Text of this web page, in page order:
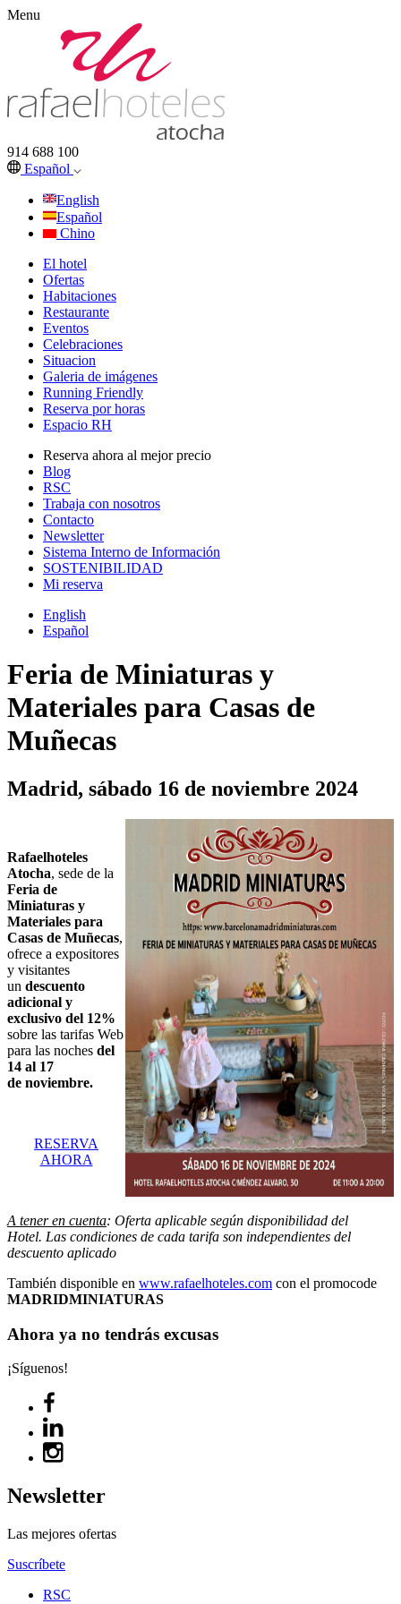
Menu
914 688 100
Español
English
Español
Chino
El hotel
Ofertas
Habitaciones
Restaurante
Eventos
Celebraciones
Situacion
Galeria de imágenes
Running Friendly
Reserva por horas
Espacio RH
Reserva ahora al mejor precio
Blog
RSC
Trabaja con nosotros
Contacto
Newsletter
Sistema Interno de Información
SOSTENIBILIDAD
Mi reserva
English
Español
Feria de Miniaturas y
Materiales para Casas de
Muñecas
Madrid, sábado 16 de noviembre 2024
Rafaelhoteles
Atocha, sede de la
Feria de
Miniaturas y
Materiales para
Casas de Muñecas,
ofrece a expositores
y visitantes
un descuento
adicional y
exclusivo del 12%
sobre las tarifas Web
para las noches del
14 al 17
de noviembre.
RESERVA
AHORA
A tener en cuenta: Oferta aplicable según disponibilidad del
Hotel. Las condiciones de cada tarifa son independientes del
descuento aplicado
También disponible en www.rafaelhoteles.com con el promocode
MADRIDMINIATURAS
Ahora ya no tendrás excusas
¡Síguenos!
Newsletter
Las mejores ofertas
Suscríbete
RSC